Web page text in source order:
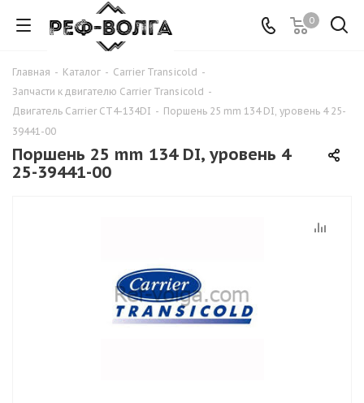
0
Главная - Каталог - Carrier Transicold -
Запчасти к двигателю Carrier Transicold -
Двигатель Carrier CT4-134DI - Поршень 25 mm 134 DI, уровень 4 25-
39441-00
Поршень 25 mm 134 DI, уровень 4
25-39441-00